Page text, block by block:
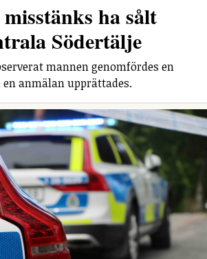
ha sålt
Södertälje
mannen genomfördes en
anmälan upprättades.